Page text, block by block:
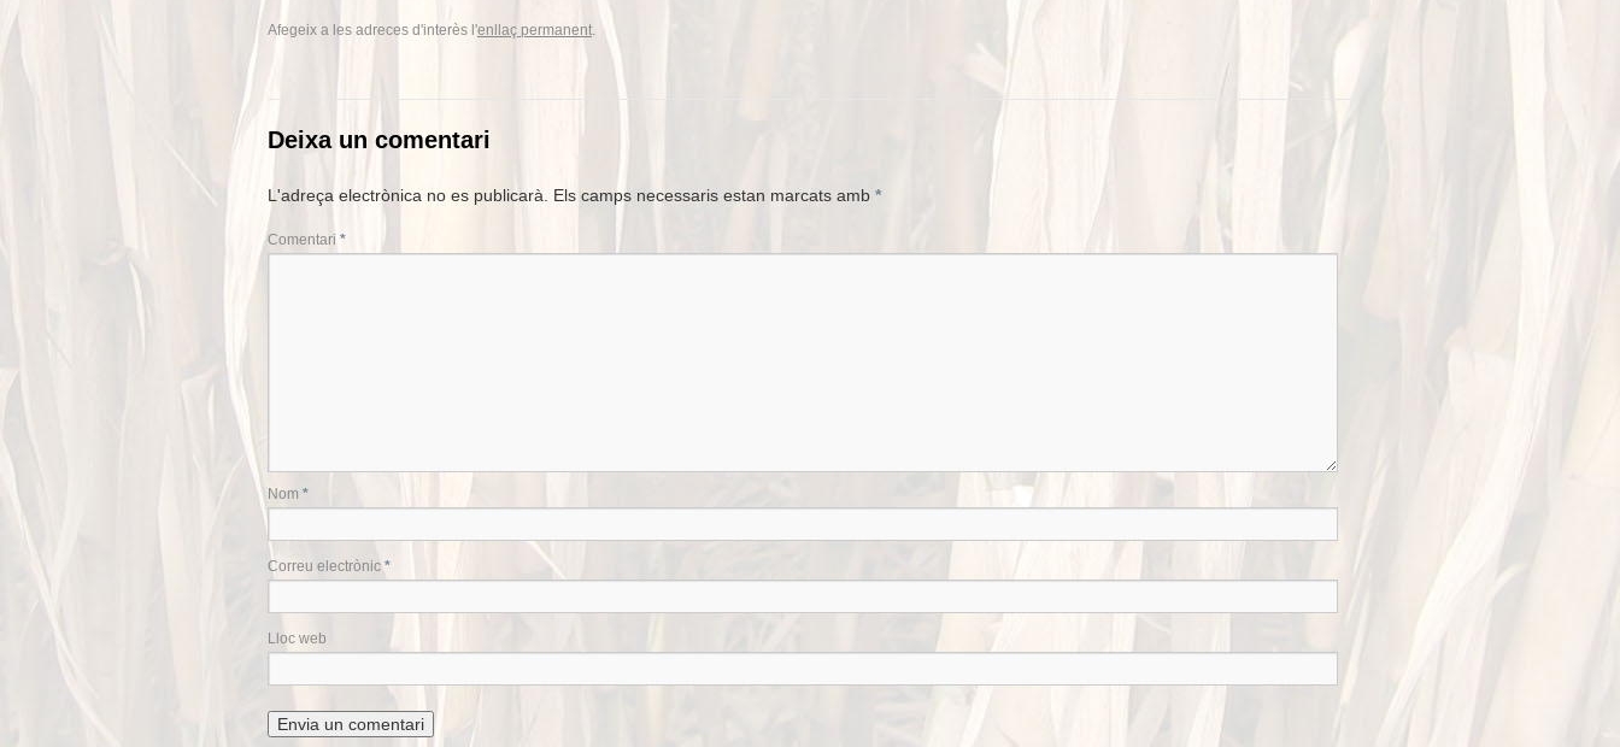
Afegeix a les adreces d'interès l'enllaç permanent.
Deixa un comentari
L'adreça electrònica no es publicarà. Els camps necessaris estan marcats amb *
Comentari *
Nom *
Correu electrònic *
Lloc web